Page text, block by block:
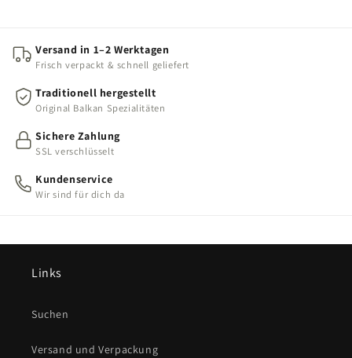
Versand in 1–2 Werktagen
Frisch verpackt & schnell geliefert
Traditionell hergestellt
Original Balkan Spezialitäten
Sichere Zahlung
SSL verschlüsselt
Kundenservice
Wir sind für dich da
Links
Suchen
Versand und Verpackung